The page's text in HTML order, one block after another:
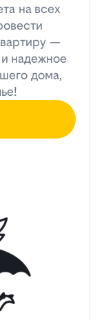
на всех
—
и надежное
дома,